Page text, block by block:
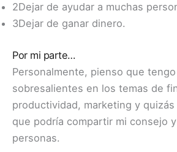
2Dejar de ayudar a muchas
3Dejar de ganar dinero.
Por mi parte…
Personalmente, pienso que
sobresalientes en los temas de
productividad, marketing y
que podría compartir mi consejo
personas.